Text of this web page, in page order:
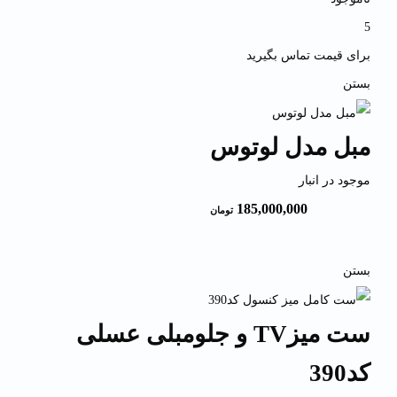
5
برای قیمت تماس بگیرید
بستن
مبل مدل لوتوس
موجود در انبار
185,000,000 تومان
بستن
ست میزTV و جلومبلی عسلی
کد390